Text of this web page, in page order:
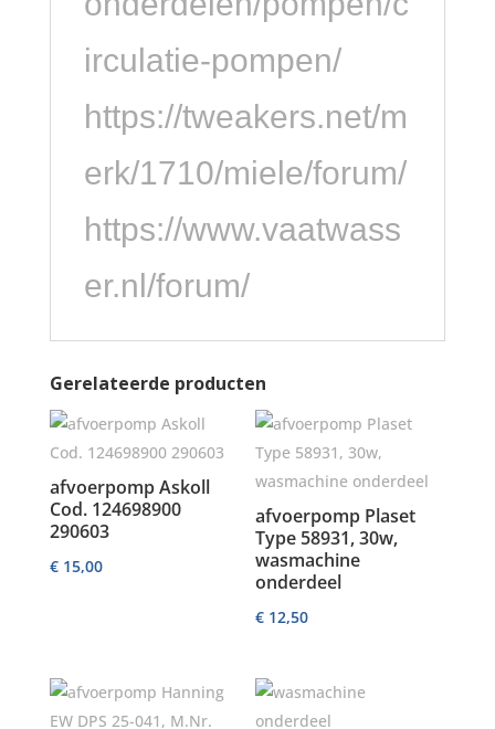
irculatie-pompen/
https://tweakers.net/m
erk/1710/miele/forum/
https://www.vaatwass
er.nl/forum/
Gerelateerde producten
afvoerpomp Askoll
Cod. 124698900
290603
€15,00
afvoerpomp Plaset
Type 58931, 30w,
wasmachine
onderdeel
€ 12,50